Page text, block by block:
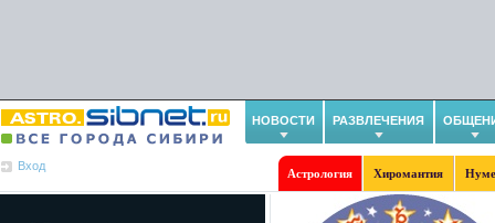
НОВОСТИ РАЗВЛЕЧЕНИЯ
Вход
Астрология Хиромантия